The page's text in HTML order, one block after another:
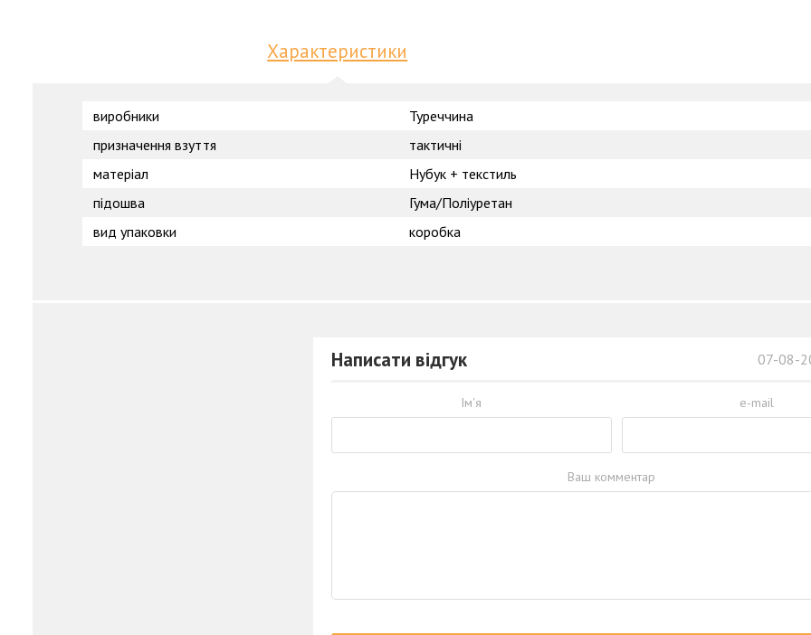
Характеристики
виробники
Туреччина
призначення взуття
тактичні
матеріал
Нубук + текстиль
підошва
Гума/Поліуретан
вид упаковки
коробка
Написати відгук 07-08-
Ім'я e-mail
Ваш комментар